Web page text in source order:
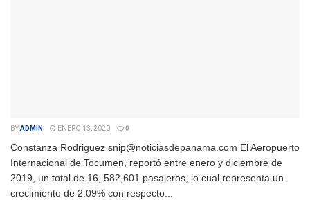
BYADMIN ENERO 13, 2020 0
Constanza Rodriguez snip@noticiasdepanama.com El Aeropuerto
Internacional de Tocumen, reportó entre enero y diciembre de
2019, un total de 16, 582,601 pasajeros, lo cual representa un
crecimiento de 2.09% con respecto...